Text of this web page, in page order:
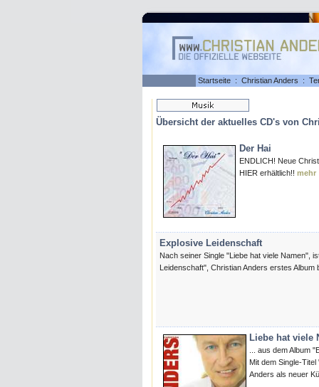
Startseite : Christian Anders :
Übersicht der aktuelles CD's von
Der Hai
ENDLICH! Neue
HIER erhältlich!! mehr
Explosive Leidenschaft
Nach seiner Single "Liebe hat viele Namen",
Leidenschaft", Christian Anders erstes
Liebe hat viele
... aus dem Album
Mit dem Single-
Anders als neuer